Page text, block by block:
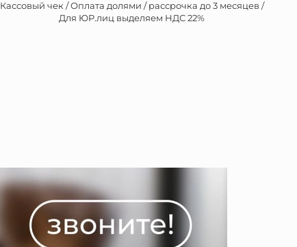
Кассовый чек /Оплата долями / рассрочка до 3 месяцев /
Для ЮР.лиц выделяем НДС 22%